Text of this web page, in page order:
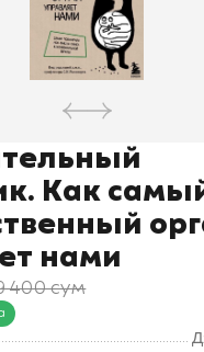
Как
нами
400 сум